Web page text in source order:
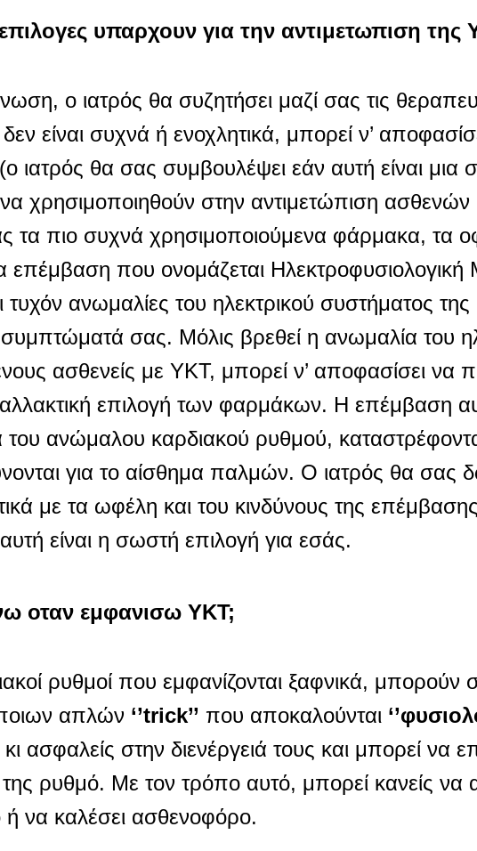
υπαρχουν για την αντιμετωπιση της
ο ιατρός θα συζητήσει μαζί σας τις
είναι συχνά ή ενοχλητικά, μπορεί ν’
ιατρός θα σας συμβουλέψει εάν αυτή είναι μια
χρησιμοποιηθούν στην αντιμετώπιση
τα πιο συχνά χρησιμοποιούμενα φάρμακα, τα
επέμβαση που ονομάζεται Ηλεκτροφυσιολογική
τυχόν ανωμαλίες του ηλεκτρικού συστήματος
συμπτώματά σας. Μόλις βρεθεί η ανωμαλία του
ασθενείς με ΥΚΤ, μπορεί ν’ αποφασίσει να
επιλογή των φαρμάκων. Η επέμβαση
του ανώμαλου καρδιακού ρυθμού,
για το αίσθημα παλμών. Ο ιατρός θα σας
με τα ωφέλη και του κινδύνους της
είναι η σωστή επιλογή για εσάς.
οταν εμφανισω ΥΚΤ;
ρυθμοί που εμφανίζονται ξαφνικά, μπορούν
απλών ‘’trick’’ που αποκαλούνται
κι ασφαλείς στην διενέργειά τους και μπορεί να
της ρυθμό. Με τον τρόπο αυτό, μπορεί κανείς
ή να καλέσει ασθενοφόρο.